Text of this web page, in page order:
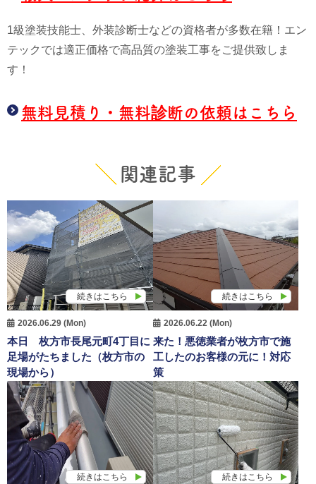
1級塗装技能士、外装診断士などの資格者が多数在籍！エン
テックでは適正価格で高品質の塗装工事をご提供致しま
す！
無料見積り・無料診断の依頼はこちら
関連記事
続きはこちら
2026.06.29 (Mon)
本日 枚方市長尾元町4丁目に
足場がたちました（枚方市の
現場から）
続きはこちら
2026.06.22 (Mon)
来た！悪徳業者が枚方市で施
工したのお客様の元に！対応
策
続きはこちら 続きはこちら